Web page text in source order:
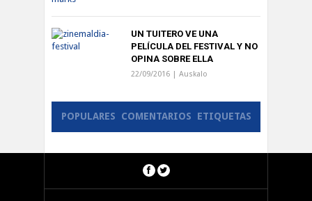
UN TUITERO VE UNA
PELÍCULA DEL FESTIVAL Y NO
OPINA SOBRE ELLA
22/09/2016 | Auskalo
POPULARES COMENTARIOS ETIQUETAS